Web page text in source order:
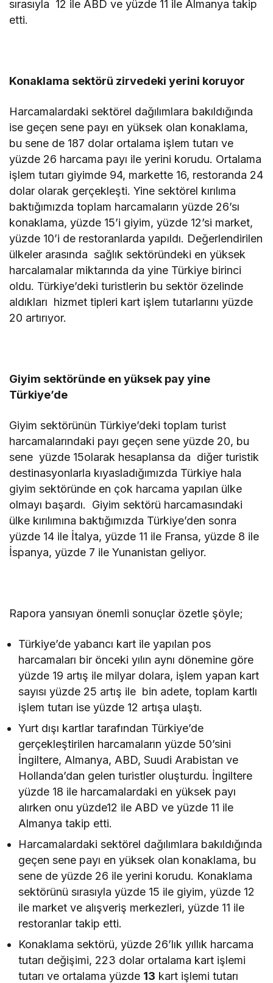
sırasıyla 12 ile ABD ve yüzde 11 ile Almanya takip
etti.
Konaklama sektörü zirvedeki yerini koruyor
Harcamalardaki sektörel dağılımlara bakıldığında
ise geçen sene payı en yüksek olan konaklama,
bu sene de 187 dolar ortalama işlem tutarı ve
yüzde 26 harcama payı ile yerini korudu. Ortalama
işlem tutarı giyimde 94, markette 16, restoranda 24
dolar olarak gerçekleşti. Yine sektörel kırılıma
baktığımızda toplam harcamaların yüzde 26’sı
konaklama, yüzde 15’i giyim, yüzde 12’si market,
yüzde 10’i de restoranlarda yapıldı. Değerlendirilen
ülkeler arasında sağlık sektöründeki en yüksek
harcalamalar miktarında da yine Türkiye birinci
oldu. Türkiye’deki turistlerin bu sektör özelinde
aldıkları hizmet tipleri kart işlem tutarlarını yüzde
20 artırıyor.
Giyim sektöründe en yüksek pay yine
Türkiye’de
Giyim sektörünün Türkiye’deki toplam turist
harcamalarındaki payı geçen sene yüzde 20, bu
sene yüzde 15olarak hesaplansa da diğer turistik
destinasyonlarla kıyasladığımızda Türkiye hala
giyim sektöründe en çok harcama yapılan ülke
olmayı başardı. Giyim sektörü harcamasındaki
ülke kırılımına baktığımızda Türkiye’den sonra
yüzde 14 ile İtalya, yüzde 11 ile Fransa, yüzde 8 ile
İspanya, yüzde 7 ile Yunanistan geliyor.
Rapora yansıyan önemli sonuçlar özetle şöyle;
Türkiye’de yabancı kart ile yapılan pos
harcamaları bir önceki yılın aynı dönemine göre
yüzde 19 artış ile milyar dolara, işlem yapan kart
sayısı yüzde 25 artış ile bin adete, toplam kartlı
işlem tutarı ise yüzde 12 artışa ulaştı.
Yurt dışı kartlar tarafından Türkiye’de
gerçekleştirilen harcamaların yüzde 50’sini
İngiltere, Almanya, ABD, Suudi Arabistan ve
Hollanda’dan gelen turistler oluşturdu. İngiltere
yüzde 18 ile harcamalardaki en yüksek payı
alırken onu yüzde12 ile ABD ve yüzde 11 ile
Almanya takip etti.
Harcamalardaki sektörel dağılımlara bakıldığında
geçen sene payı en yüksek olan konaklama, bu
sene de yüzde 26 ile yerini korudu. Konaklama
sektörünü sırasıyla yüzde 15 ile giyim, yüzde 12
ile market ve alışveriş merkezleri, yüzde 11 ile
restoranlar takip etti.
Konaklama sektörü, yüzde 26’lık yıllık harcama
tutarı değişimi, 223 dolar ortalama kart işlemi
tutarı ve ortalama yüzde 13 kart işlemi tutarı